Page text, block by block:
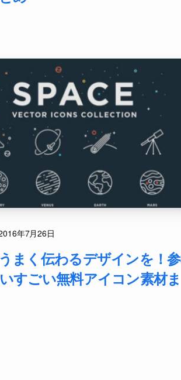
年7月26日
まく伝わるデザインを！
すごい無料アイコン素材ま